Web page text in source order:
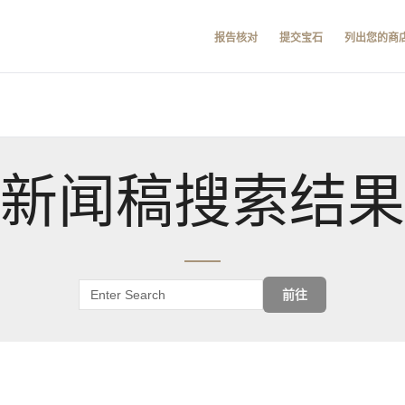
报告核对 提交宝石 列出您的商
新闻稿搜索结果
前往